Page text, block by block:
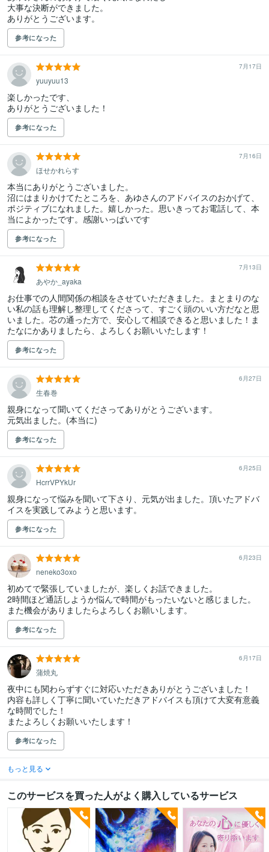
大事な決断ができました。
ありがとうございます。
参考になった
7月17日
yuuyuu13
楽しかったです、
ありがとうございました！
参考になった
7月16日
ほせかれらす
本当にありがとうございました。
沼にはまりかけてたところを、あゆさんのアドバイスのおかげて、
ポジティブになれました。嬉しかった。思いきってお電話して、本
当によかったです。感謝いっぱいです
参考になった
7月13日
あやか_ayaka
お仕事での人間関係の相談をさせていただきました。まとまりのな
い私の話も理解し整理してくださって、すごく頭のいい方だなと思
いました。芯の通った方で、安心して相談できると思いました！ま
たなにかありましたら、よろしくお願いいたします！
参考になった
6月27日
生春巻
親身になって聞いてくださってありがとうございます。
元気出ました。(本当に)
参考になった
6月25日
HcrrVPYkUr
親身になって悩みを聞いて下さり、元気が出ました。頂いたアドバ
イスを実践してみようと思います。
参考になった
6月23日
neneko3oxo
初めてで緊張していましたが、楽しくお話できました。
2時間ほど通話しようか悩んで時間がもったいないと感じました。
また機会がありましたらよろしくお願いします。
参考になった
6月17日
蒲焼丸
夜中にも関わらずすぐに対応いただきありがとうございました！
内容も詳しく丁寧に聞いていただきアドバイスも頂けて大変有意義
な時間でした！
またよろしくお願いいたします！
参考になった
もっと見る
このサービスを買った人がよく購入しているサービス